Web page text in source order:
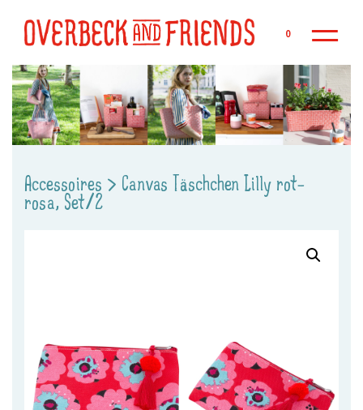
0
Accessoires > Canvas Täschchen Lilly rot-
rosa, Set/2